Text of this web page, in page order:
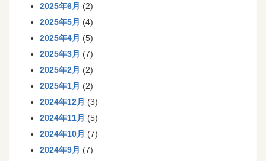
2025年6月 (2)
2025年5月 (4)
2025年4月 (5)
2025年3月 (7)
2025年2月 (2)
2025年1月 (2)
2024年12月 (3)
2024年11月 (5)
2024年10月 (7)
2024年9月 (7)